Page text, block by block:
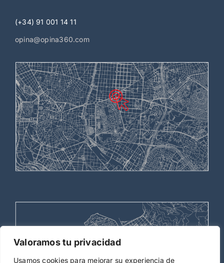
Valoramos tu privacidad
Usamos cookies para mejorar su experiencia de
(+34) 91 001 14 11
opina@opina360.com